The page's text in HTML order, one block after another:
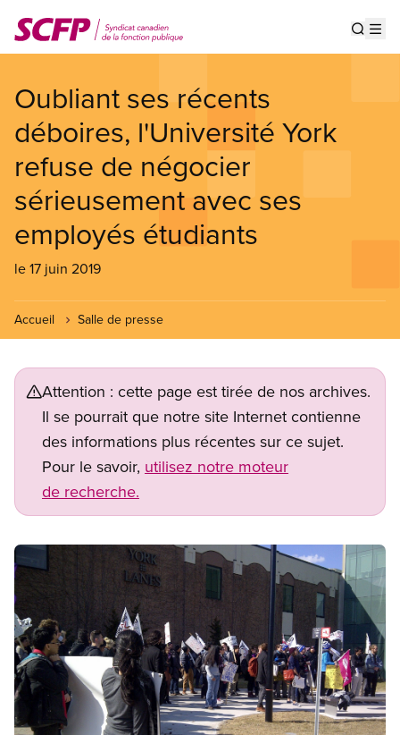
au
contenu
Oubliant ses récents
déboires, l'Université York
refuse de négocier
sérieusement avec ses
employés étudiants
le 17 juin 2019
Accueil Salle de presse
Attention : cette page est tirée de nos archives.
Il se pourrait que notre site Internet contienne
des informations plus récentes sur ce sujet.
Pour le savoir, utilisez notre moteur
de recherche.
Image